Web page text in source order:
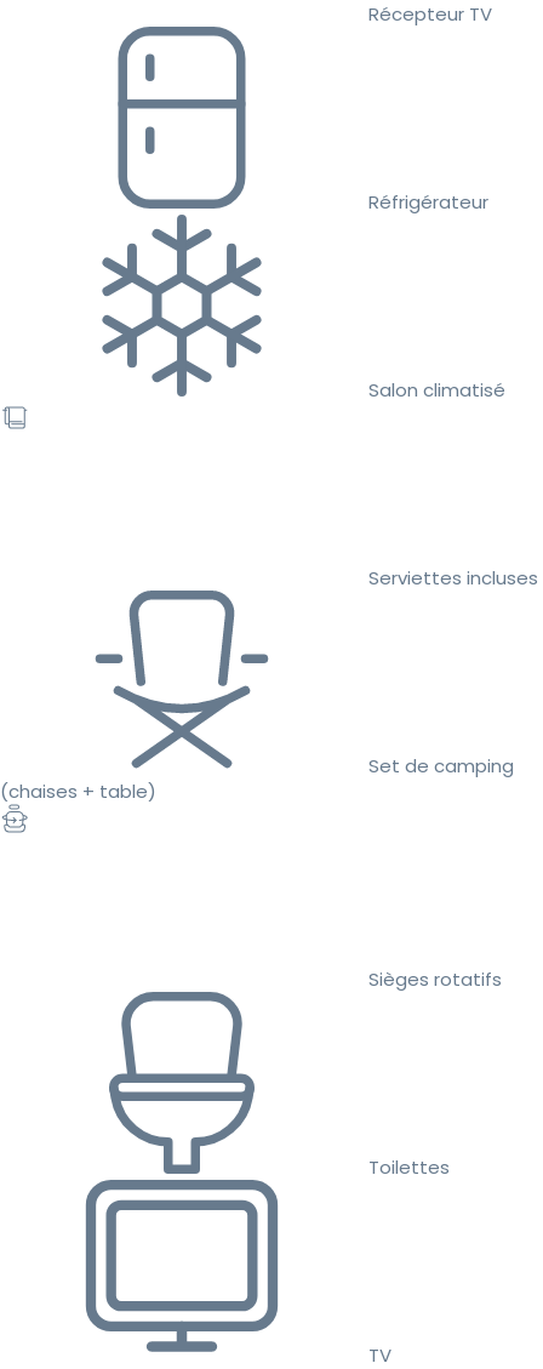
Récepteur TV
Réfrigérateur
Salon climatisé
Serviettes incluses
Set de camping
(chaises + table)
Sièges rotatifs
Toilettes
TV